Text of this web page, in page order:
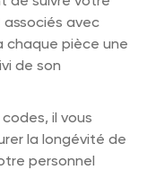
avec
chaque pièce une
de son
il vous
la longévité de
personnel